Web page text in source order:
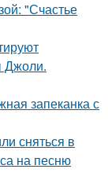
"Счастье
Джоли.
запеканка с
сняться в
на песню